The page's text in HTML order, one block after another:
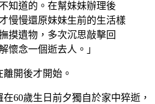
知道的。在幫妹妹辦理後
慢慢還原妹妹生前的生活樣
摸遺物，多次沉思敲擊回
懷念一個逝去人。」
開後才開始。
60歲生日前夕獨自於家中猝逝，